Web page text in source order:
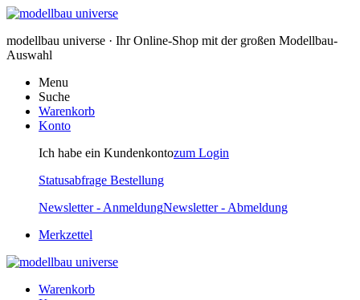
modellbau universe · Ihr Online-Shop mit der großen Modellbau-
Auswahl
Menu
Suche
Warenkorb
Konto
Ich habe ein Kundenkontozum Login
Statusabfrage Bestellung
Newsletter - AnmeldungNewsletter - Abmeldung
Merkzettel
Warenkorb